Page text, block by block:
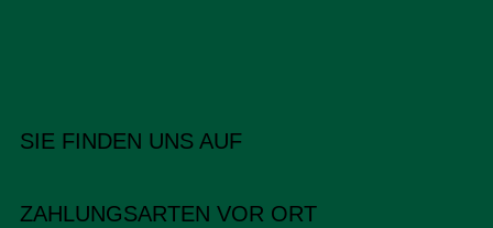
SIE FINDEN UNS AUF
ZAHLUNGSARTEN VOR ORT